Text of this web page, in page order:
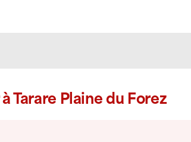
Tarare Plaine du Forez